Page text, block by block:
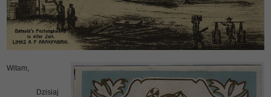
Witam,
Dzisiaj